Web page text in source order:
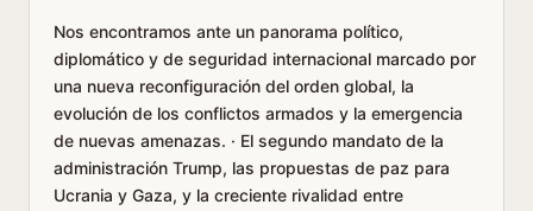
Nos encontramos ante un panorama político,
diplomático y de seguridad internacional marcado por
una nueva reconfiguración del orden global, la
evolución de los conflictos armados y la emergencia
de nuevas amenazas. · El segundo mandato de la
administración Trump, las propuestas de paz para
Ucrania y Gaza, y la creciente rivalidad entre